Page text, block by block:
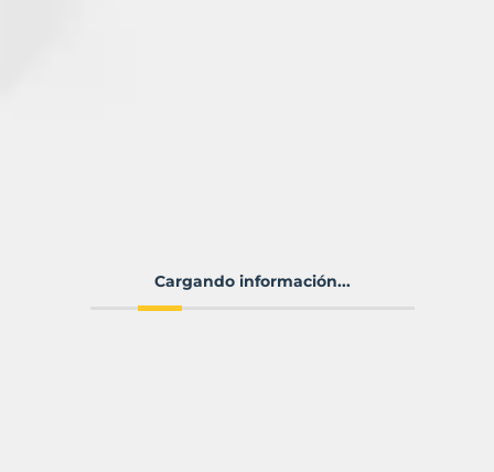
Cargando información...